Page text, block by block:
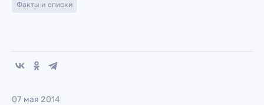
Факты и списки
07 мая 2014